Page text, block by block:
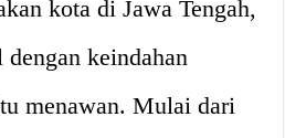
kota di Jawa Tengah,
keindahan
menawan. Mulai dari